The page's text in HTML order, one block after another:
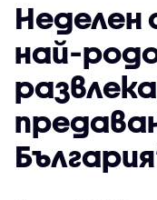
Неделен
най-